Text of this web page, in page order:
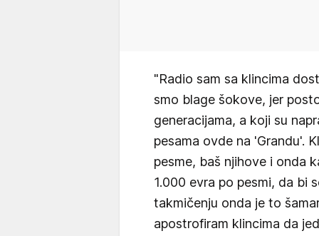
"Radio sam sa klincima
smo blage šokove, jer
generacijama, a koji su
pesama ovde na 'Grandu'.
pesme, baš njihove i onda
1.000 evra po pesmi, da bi
takmičenju onda je to
apostrofiram klincima da